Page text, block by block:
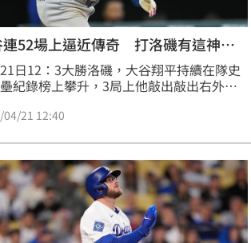
連52場上逼近傳奇 打洛磯有這神紀
日12：3大勝洛磯，大谷翔平持續在隊史
紀錄榜上攀升，3局上他敲出敲出右外野
的格林（Shawn Green）僅剩1場。
04/21 12:40